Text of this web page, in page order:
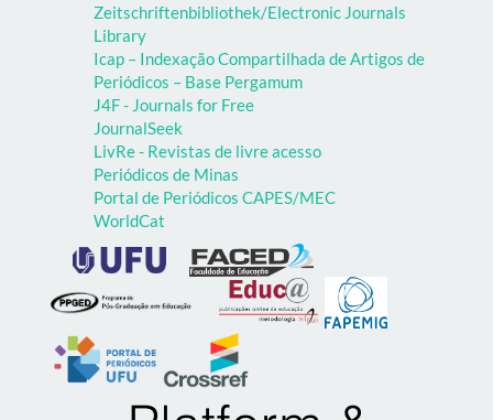
Zeitschriftenbibliothek/Electronic Journals
Library
Icap – Indexação Compartilhada de Artigos de
Periódicos – Base Pergamum
J4F - Journals for Free
JournalSeek
LivRe - Revistas de livre acesso
Periódicos de Minas
Portal de Periódicos CAPES/MEC
WorldCat